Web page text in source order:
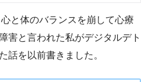
と体のバランスを崩して心療
害と言われた私がデジタルデト
話を以前書きました。